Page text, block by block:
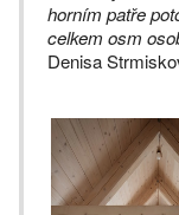
horním patře
celkem osm
Denisa